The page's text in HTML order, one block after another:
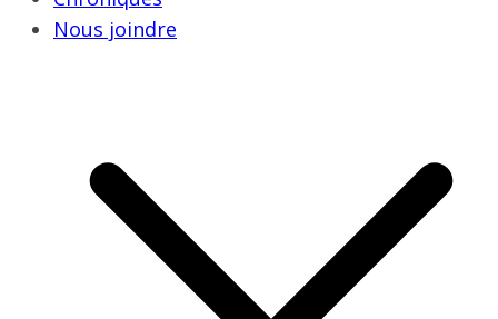
Nous joindre